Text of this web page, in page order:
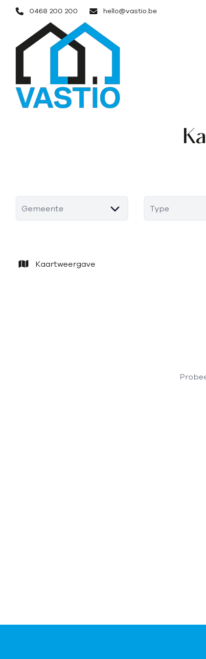
Ga naar hoofdinhoud
0468 200 200 hello@vastio.be
Gemeente Type
Kaartweergave